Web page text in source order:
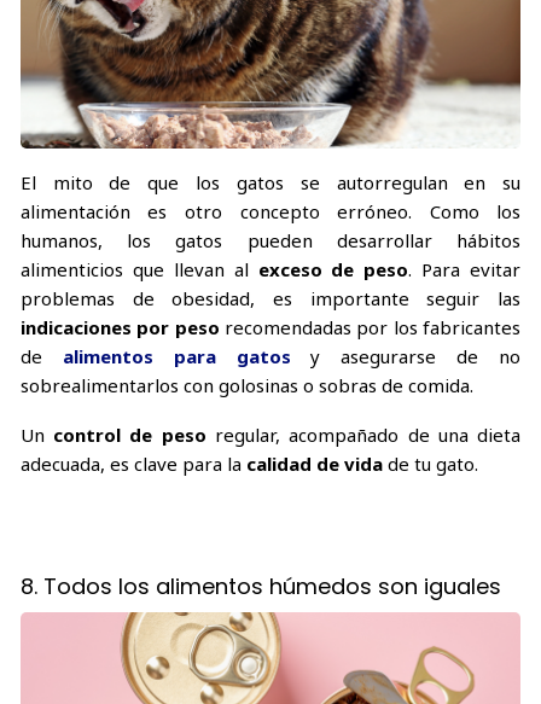
El mito de que los gatos se autorregulan en su
alimentación es otro concepto erróneo. Como los
humanos, los gatos pueden desarrollar hábitos
alimenticios que llevan al exceso de peso. Para evitar
problemas de obesidad, es importante seguir las
indicaciones por peso recomendadas por los fabricantes
de alimentos para gatos y asegurarse de no
sobrealimentarlos con golosinas o sobras de comida.
Un control de peso regular, acompañado de una dieta
adecuada, es clave para la calidad de vidade tu gato.
8. Todos los alimentos húmedos son iguales